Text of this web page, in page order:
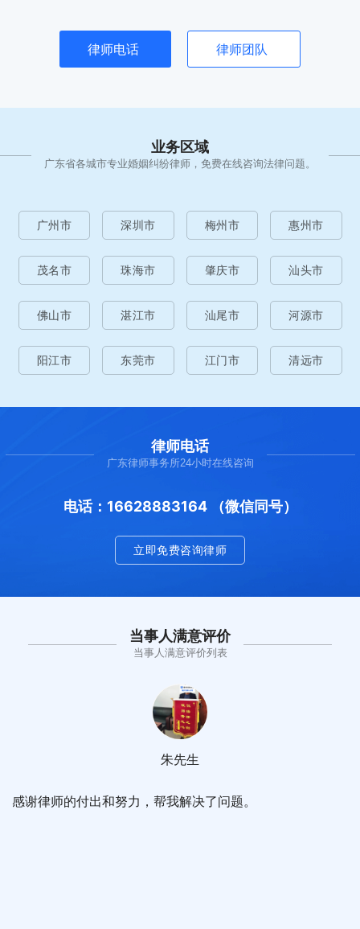
律师电话 律师团队
业务区域
广东省各城市专业婚姻纠纷律师，免费在线咨询法律问题。
广州市 深圳市 梅州市 惠州市
茂名市 珠海市 肇庆市 汕头市
佛山市 湛江市 汕尾市 河源市
阳江市 东莞市 江门市 清远市
律师电话
广东律师事务所24小时在线咨询
电话：16628883164 （微信同号）
立即免费咨询律师
当事人满意评价
当事人满意评价列表
感谢律师的付出和努力，帮我解决了问题。
朱先生